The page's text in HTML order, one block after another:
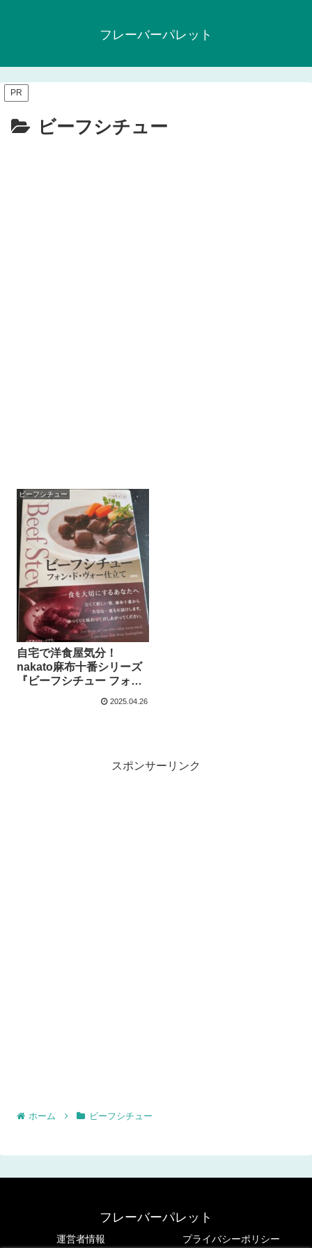
フレーバーパレット
PR
ビーフシチュー
ビーフシチュー
自宅で洋食屋気分！
nakato麻布十番シリーズ
『ビーフシチュー フォ
ン・ド・ヴォー仕立て』
2025.04.26
スポンサーリンク
ホーム ビーフシチュー
フレーバーパレット
運営者情報 プライバシーポリシー